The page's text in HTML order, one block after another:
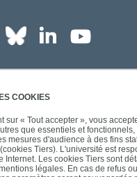
COOKIES
sur « Tout accepter », vous
que essentiels et
mesures d'audience à des fins
Tiers). L'université est
Internet. Les cookies Tiers sont
légales. En cas de refus